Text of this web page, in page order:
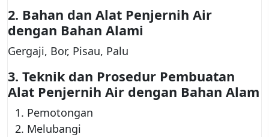
2. Bahan dan Alat Penjernih Air
dengan Bahan Alami
Gergaji, Bor, Pisau, Palu
3. Teknik dan Prosedur Pembuatan
Alat Penjernih Air dengan Bahan Alam
Pemotongan
Melubangi